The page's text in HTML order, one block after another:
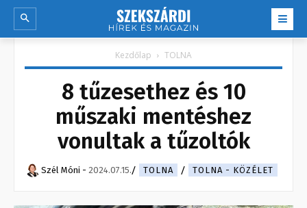
Kezdőlap TOLNA
8 tűzesethez és 10
műszaki mentéshez
vonultak a tűzoltók
Szél Móni - 2024.07.15. TOLNA TOLNA - KÖZÉLET